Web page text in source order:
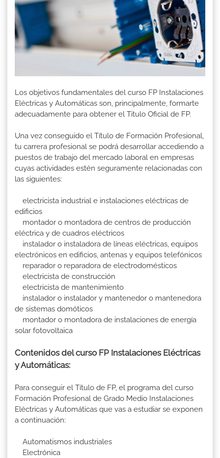
Los objetivos fundamentales del curso FP Instalaciones
Eléctricas y Automáticas son, principalmente, formarte
adecuadamente para obtener el Titulo Oficial de FP.
Una vez conseguido el Título de Formación Profesional,
tu carrera profesional se podrá desarrollar accediendo a
puestos de trabajo del mercado laboral en empresas
cuyas actividades estén seguramente relacionadas con
las siguientes:
electricista industrial e instalaciones eléctricas de
edificios
montador o montadora de centros de producción
eléctrica y de cuadros eléctricos
instalador o instaladora de líneas eléctricas, equipos
electrónicos en edificios, antenas y equipos telefónicos
reparador o reparadora de electrodomésticos
electricista de construcción
electricista de mantenimiento
instalador o instalador y mantenedor o mantenedora
de sistemas domóticos
montador o montadora de instalaciones de energía
solar fotovoltaica
Contenidos del curso FP Instalaciones Eléctricas
y Automáticas:
Para conseguir el Título de FP, el programa del curso
Formación Profesional de Grado Medio Instalaciones
Eléctricas y Automáticas que vas a estudiar se exponen
a continuación:
Automatismos industriales
Electrónica